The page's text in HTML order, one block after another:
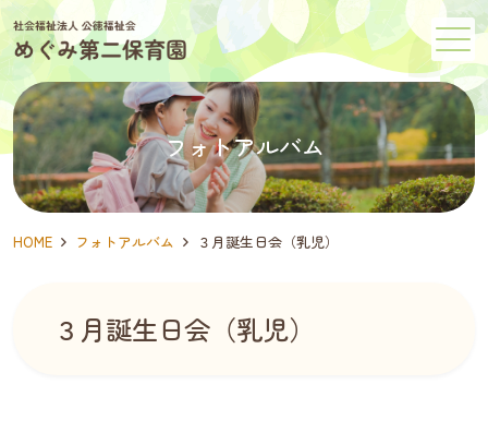
メニュー
フォトアルバム
HOME フォトアルバム ３月誕生日会（乳児）
３月誕生日会（乳児）